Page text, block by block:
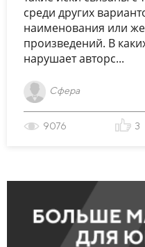
среди других
наименования или
произведений. В
нарушает авторс...
Сфера
9076 3